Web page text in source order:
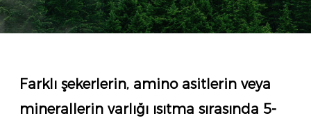
Farklı şekerlerin, amino asitlerin veya
minerallerin varlığı ısıtma sırasında 5-